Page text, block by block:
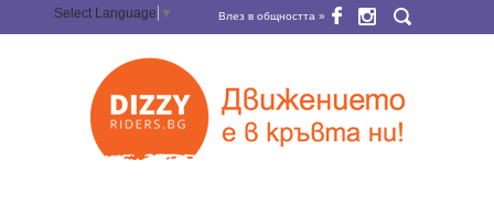
Select Language ▼ Влез в общността »